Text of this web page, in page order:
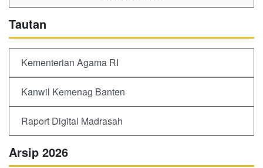
Tautan
Kementerian Agama RI
Kanwil Kemenag Banten
Raport Digital Madrasah
Arsip 2026